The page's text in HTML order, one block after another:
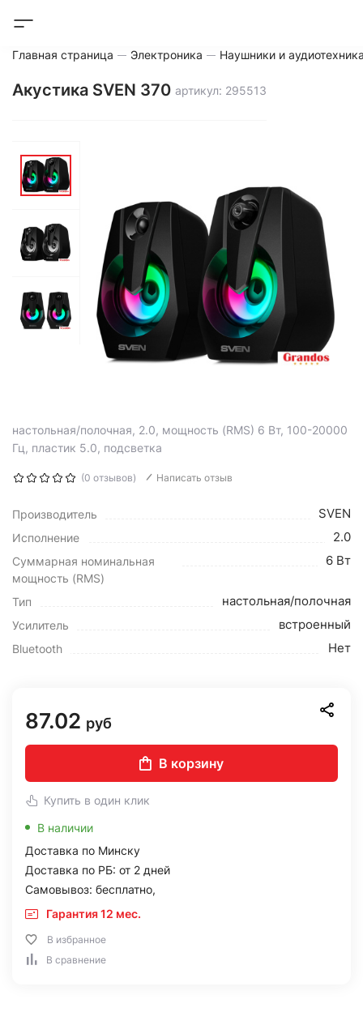
Главная страница Электроника Наушники и
Акустика SVEN 370 артикул: 295513
настольная/полочная, 2.0, мощность (RMS) 6 Вт, 100-20000
Гц, пластик 5.0, подсветка
(0 отзывов) Написать отзыв
Производитель SVEN
Исполнение 2.0
Суммарная номинальная
мощность (RMS)
6 Вт
Тип настольная/полочная
Усилитель встроенный
Bluetooth Нет
87.02 руб
В корзину
Купить в один клик
В наличии
Доставка по Минску
Доставка по РБ: от 2 дней
Самовывоз: бесплатно,
Гарантия 12 мес.
В избранное
В сравнение